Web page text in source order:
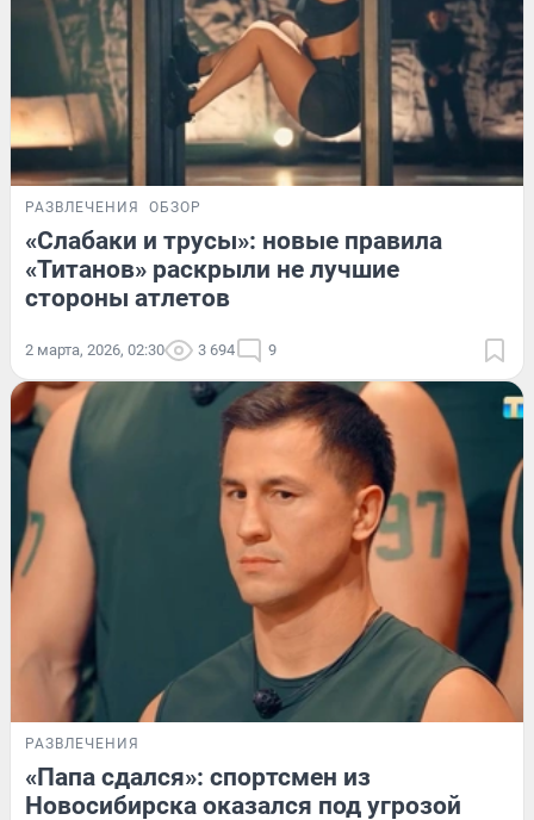
РАЗВЛЕЧЕНИЯ ОБЗОР
«Слабаки и трусы»: новые правила
«Титанов» раскрыли не лучшие
стороны атлетов
2 марта, 2026, 02:30 3 694 9
РАЗВЛЕЧЕНИЯ
«Папа сдался»: спортсмен из
Новосибирска оказался под угрозой